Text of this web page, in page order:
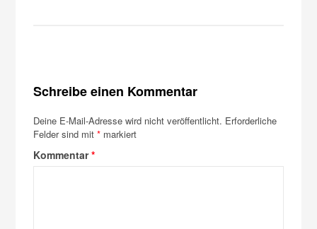
Schreibe einen Kommentar
Deine E-Mail-Adresse wird nicht veröffentlicht. Erforderliche
Felder sind mit* markiert
Kommentar*